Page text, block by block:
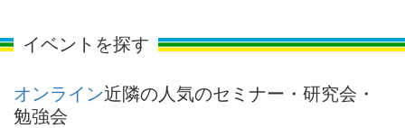
イベントを探す
オンライン近隣の人気のセミナー・研究会・
勉強会